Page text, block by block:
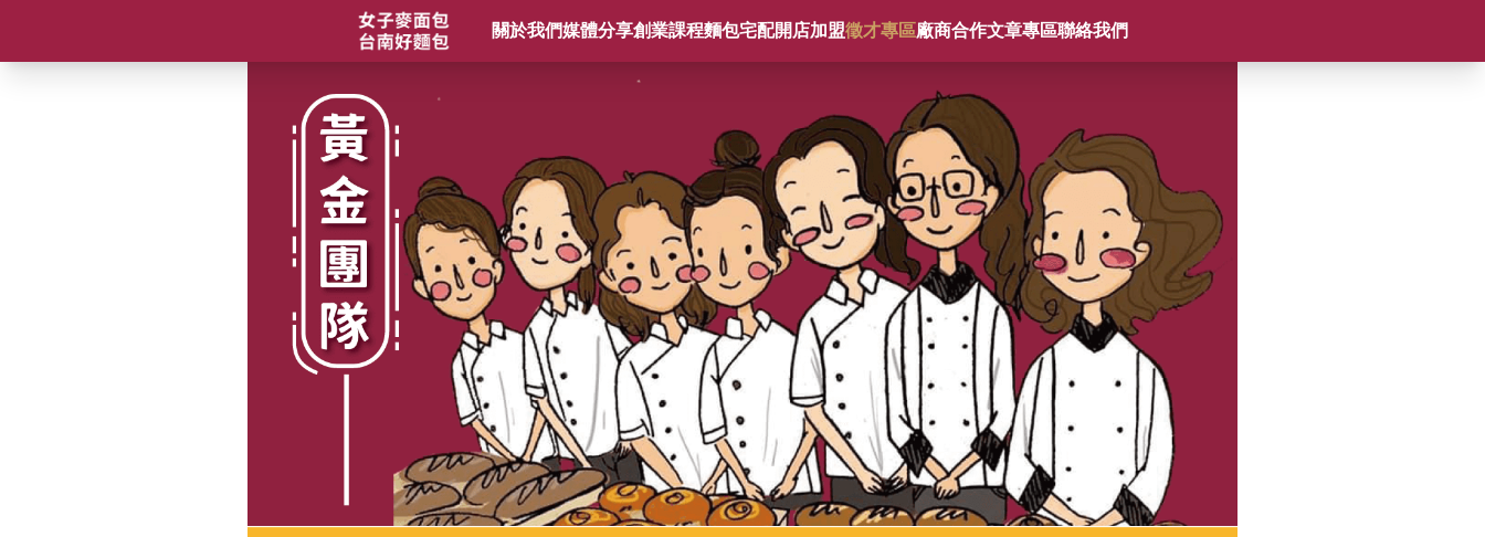
關於我們媒體分享創業課程麵包宅配開店加盟徵才專區廠商合作文章專區聯絡我們